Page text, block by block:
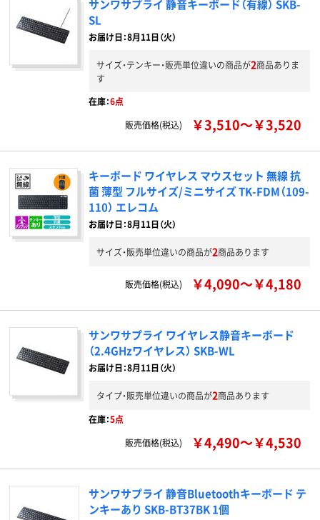
サンワサプライ 静音キーボード（有線） SKB-
SL
お届け日：8月11日（火）
サイズ・テンキー・販売単位違いの商品が2商品ありま
す
在庫：6点
販売価格(税込)
￥3,510～￥3,520
キーボード ワイヤレス マウスセット 無線 抗
菌 薄型 フルサイズ/ミニサイズ TK-FDM（109-
110） エレコム
お届け日：8月11日（火）
サイズ・販売単位違いの商品が2商品あります
販売価格(税込) ￥4,090～￥4,180
サンワサプライ ワイヤレス静音キーボード
（2.4GHzワイヤレス） SKB-WL
お届け日：8月11日（火）
タイプ・販売単位違いの商品が2商品あります
在庫：5点
販売価格(税込)
￥4,490～￥4,530
サンワサプライ 静音Bluetoothキーボード テ
ンキーあり SKB-BT37BK 1個